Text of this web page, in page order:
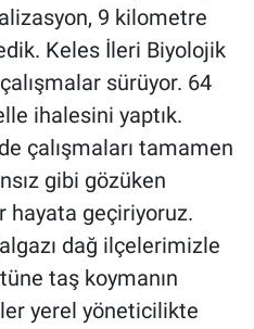
9 kilometre
Keles İleri Biyolojik
sürüyor. 64
ihalesini yaptık.
çalışmaları tamamen
gibi gözüken
hayata geçiriyoruz.
dağ ilçelerimizle
taş koymanın
yerel yöneticilikte